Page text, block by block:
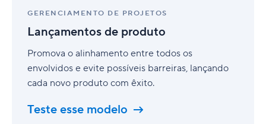
GERENCIAMENTO DE PROJETOS
Lançamentos de produto
Promova o alinhamento entre todos os
envolvidos e evite possíveis barreiras, lançando
cada novo produto com êxito.
Teste esse modelo